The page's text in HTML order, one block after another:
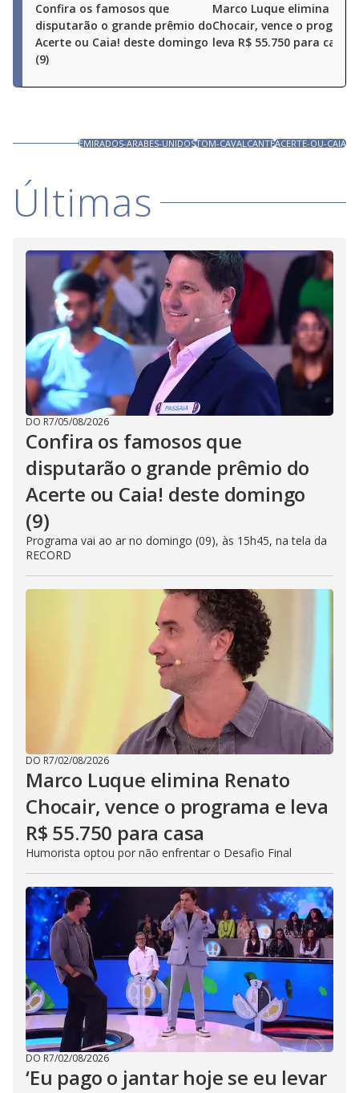
Confira os famosos que
disputarão o grande prêmio do
Acerte ou Caia! deste domingo
(9)
Marco Luque elimina
Chocair, vence o
leva R$ 55.750 para casa
EMIRADOS-ARABES-UNIDOSTOM-CAVALCANTEACERTE-OU-CAIA
Últimas
DO R7/05/08/2026
Confira os famosos que
disputarão o grande prêmio do
Acerte ou Caia! deste domingo
(9)
Programa vai ao ar no domingo (09), às 15h45, na tela da
RECORD
DO R7/02/08/2026
Marco Luque elimina Renato
Chocair, vence o programa e leva
R$ 55.750 para casa
Humorista optou por não enfrentar o Desafio Final
DO R7/02/08/2026
‘Eu pago o jantar hoje se eu levar